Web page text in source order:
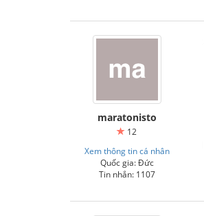
maratonisto
12
Xem thông tin cá nhân
Quốc gia: Đức
Tin nhắn: 1107